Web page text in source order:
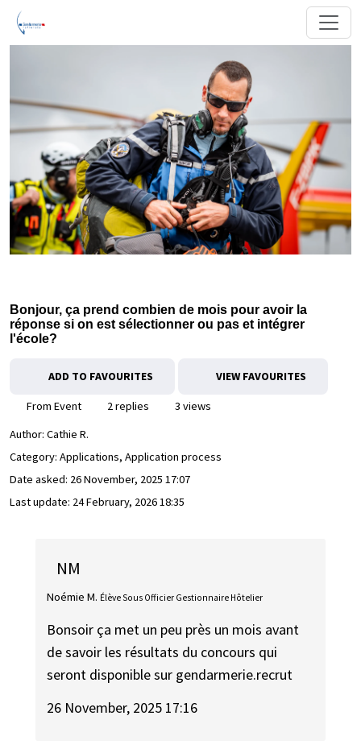
Bonjour, ça prend combien de mois pour avoir la
réponse si on est sélectionner ou pas et intégrer
l'école?
ADD TO FAVOURITES VIEW FAVOURITES
From Event 2 replies
3 views
Author: Cathie R.
Category: Applications, Application process
Date asked: 26 November, 2025 17:07
Last update: 24 February, 2026 18:35
NM
Noémie M. Élève Sous Officier Gestionnaire Hôtelier
Bonsoir ça met un peu près un mois avant
de savoir les résultats du concours qui
seront disponible sur gendarmerie.recrut
26 November, 2025 17:16